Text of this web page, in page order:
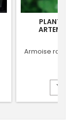
PLANT
Armoise
